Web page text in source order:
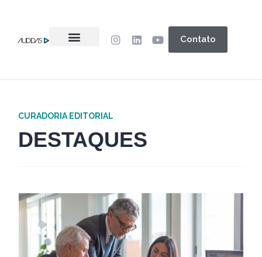
Contato
CURADORIA EDITORIAL
DESTAQUES